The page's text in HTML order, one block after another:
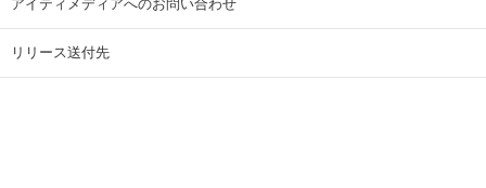
アイティメディアへのお問い合わせ
リリース送付先